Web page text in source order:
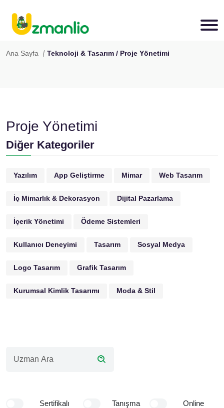
Ana Sayfa Teknoloji & Tasarım / Proje Yönetimi
Proje Yönetimi
Diğer Kategoriler
Yazılım App Geliştirme Mimar Web Tasarım
İç Mimarlık & Dekorasyon Dijital Pazarlama
İçerik Yönetimi Ödeme Sistemleri
Kullanıcı Deneyimi Tasarım Sosyal Medya
Logo Tasarım Grafik Tasarım
Kurumsal Kimlik Tasarımı Moda & Stil
Sertifikalı
Tanışma
Online